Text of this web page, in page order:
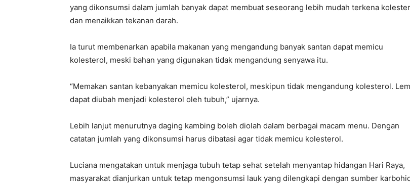
yang dikonsumsi dalam jumlah banyak dapat membuat seseorang lebih mudah terkena
dan menaikkan tekanan darah.
Ia turut membenarkan apabila makanan yang mengandung banyak santan dapat memicu
kolesterol, meski bahan yang digunakan tidak mengandung senyawa itu.
“Memakan santan kebanyakan memicu kolesterol, meskipun tidak mengandung kolesterol.
dapat diubah menjadi kolesterol oleh tubuh,” ujarnya.
Lebih lanjut menurutnya daging kambing boleh diolah dalam berbagai macam menu. Dengan
catatan jumlah yang dikonsumsi harus dibatasi agar tidak memicu kolesterol.
Luciana mengatakan untuk menjaga tubuh tetap sehat setelah menyantap hidangan Hari Raya,
masyarakat dianjurkan untuk tetap mengonsumsi lauk yang dilengkapi dengan sumber